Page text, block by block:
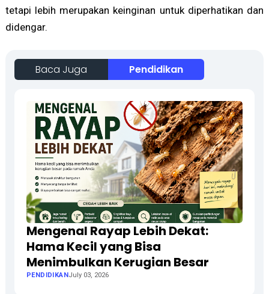
tetapi lebih merupakan keinginan untuk diperhatikan dan
didengar.
Baca Juga Pendidikan
Mengenal Rayap Lebih Dekat:
Hama Kecil yang Bisa
Menimbulkan Kerugian Besar
PENDIDIKANJuly 03, 2026